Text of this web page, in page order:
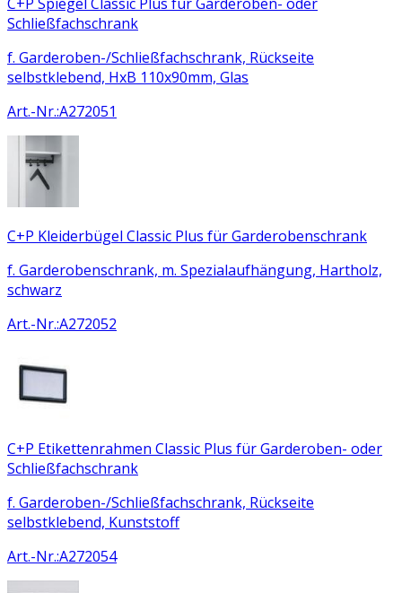
Schließfachschrank
f. Garderoben-/Schließfachschrank, Rückseite
selbstklebend, HxB 110x90mm, Glas
Art.-Nr.:A272051
C+P Kleiderbügel Classic Plus für Garderobenschrank
f. Garderobenschrank, m. Spezialaufhängung, Hartholz,
schwarz
Art.-Nr.:A272052
C+P Etikettenrahmen Classic Plus für Garderoben- oder
Schließfachschrank
f. Garderoben-/Schließfachschrank, Rückseite
selbstklebend, Kunststoff
Art.-Nr.:A272054